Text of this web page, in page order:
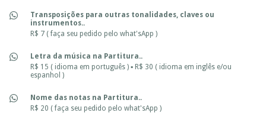
Transposições para outras tonalidades, claves ou
instrumentos..
R$ 7 ( faça seu pedido pelo what'sApp )
Letra da música na Partitura..
R$ 15 ( idioma em português ) ▪ R$ 30 ( idioma em inglês e/ou
espanhol )
Nome das notas na Partitura..
R$ 20 ( faça seu pedido pelo what'sApp )